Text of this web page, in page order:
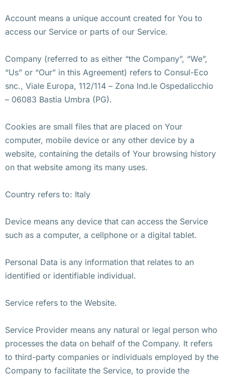
Account means a unique account created for You to
access our Service or parts of our Service.
Company (referred to as either “the Company”, “We”,
“Us” or “Our” in this Agreement) refers to Consul-Eco
snc., Viale Europa, 112/114 – Zona Ind.le Ospedalicchio
– 06083 Bastia Umbra (PG).
Cookies are small files that are placed on Your
computer, mobile device or any other device by a
website, containing the details of Your browsing history
on that website among its many uses.
Country refers to: Italy
Device means any device that can access the Service
such as a computer, a cellphone or a digital tablet.
Personal Data is any information that relates to an
identified or identifiable individual.
Service refers to the Website.
Service Provider means any natural or legal person who
processes the data on behalf of the Company. It refers
to third-party companies or individuals employed by the
Company to facilitate the Service, to provide the